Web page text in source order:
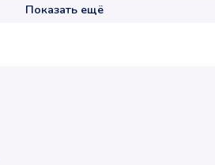
Показать ещё